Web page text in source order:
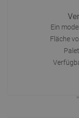
Ein
Fläche